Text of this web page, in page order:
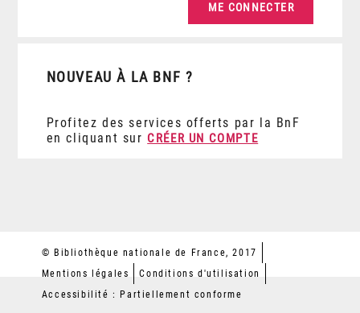
NOUVEAU À LA BNF ?
Profitez des services offerts par la BnF
en cliquant sur CRÉER UN COMPTE
© Bibliothèque nationale de France, 2017
Mentions légales
Conditions d'utilisation
Accessibilité : Partiellement conforme